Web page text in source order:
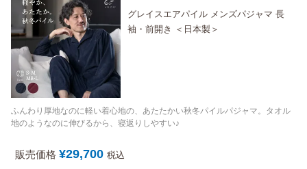
グレイスエアパイル メンズパジャマ 長
袖・前開き ＜日本製＞
ふんわり厚地なのに軽い着心地の、あたたかい秋冬パイルパジャマ。タオル
地のようなのに伸びるから、寝返りしやすい♪
販売価格 ¥29,700 税込